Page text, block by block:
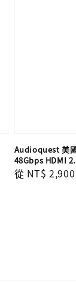
Audioquest 美
48Gbps HDMI
Regular
從 NT$ 2,900